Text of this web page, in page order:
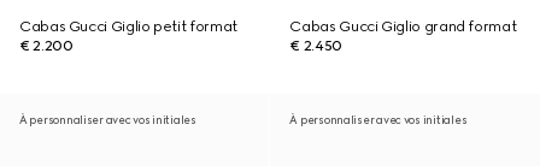
Cabas Gucci Giglio petit format
€ 2.200
Cabas Gucci Giglio grand format
€ 2.450
À personnaliser avec vos initiales À personnaliser avec vos initiales